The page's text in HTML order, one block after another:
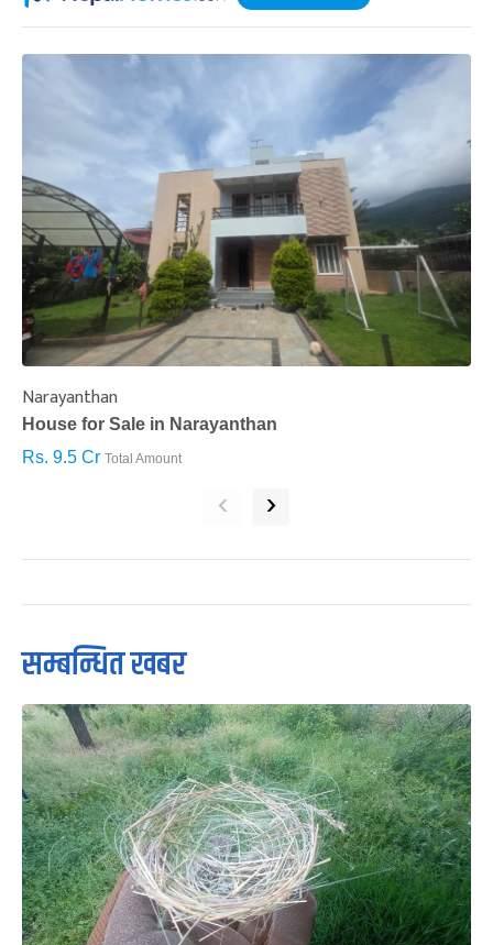
Narayanthan
House for Sale in Narayanthan
Rs. 9.5 Cr Total Amount
‹ ›
सम्बन्धित खबर